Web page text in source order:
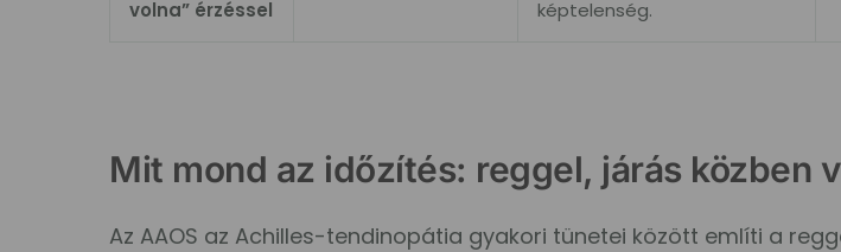
volna” érzéssel
képtelenség.
Mit mond az időzítés: reggel, járás közben
Az AAOS az Achilles-tendinopátia gyakori tünetei között említi a